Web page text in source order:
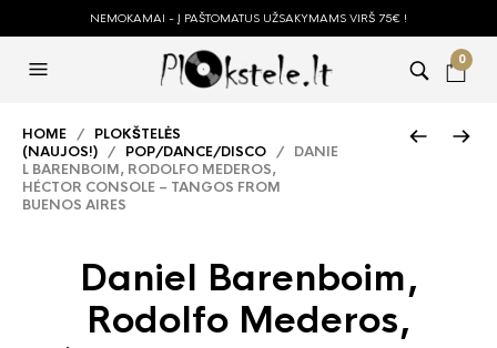
NEMOKAMAI - Į PAŠTOMATUS UŽSAKYMAMS VIRŠ 75€ !
0
HOME / PLOKŠTELĖS
(NAUJOS!) / POP/DANCE/DISCO / DANIE
L BARENBOIM, RODOLFO MEDEROS,
HÉCTOR CONSOLE – TANGOS FROM
BUENOS AIRES
Daniel Barenboim,
Rodolfo Mederos,